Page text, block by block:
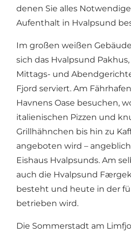
denen Sie alles
Aufenthalt in Hvalpsund
Im großen weißen
sich das Hvalpsund Pakhus
Mittags- und
Fjord serviert. Am
Havnens Oase besuchen,
italienischen Pizzen und
Grillhähnchen bis hin zu
angeboten wird –
Eishaus Hvalpsunds. Am
auch die Hvalpsund
besteht und heute in der
betrieben wird.
Die Sommerstadt am